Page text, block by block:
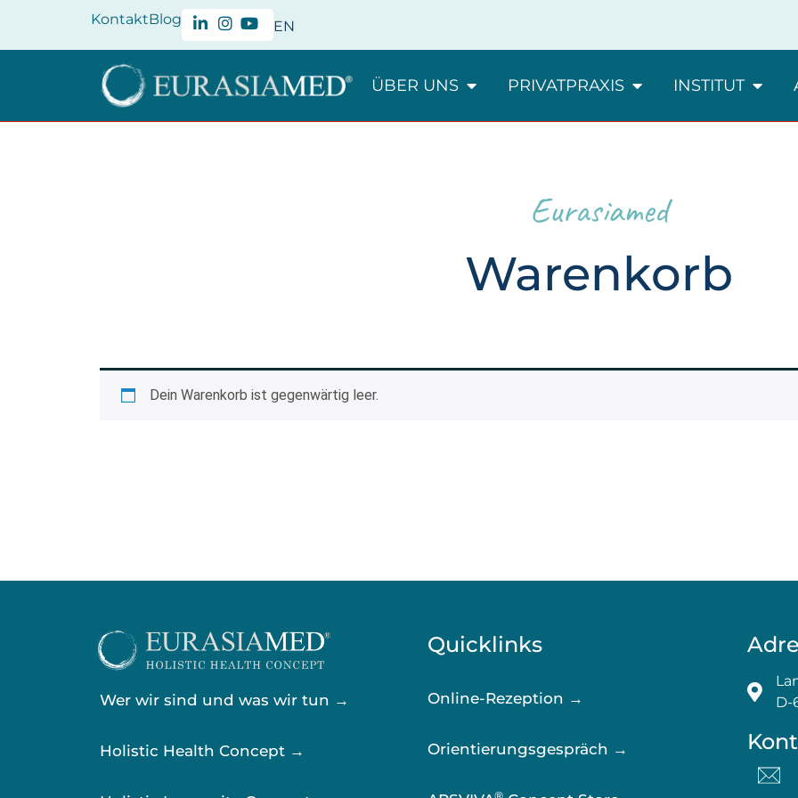
KontaktBlog EN
ÜBER UNS PRIVATPRAXIS INSTITUT
Eurasiamed
Warenkorb
Dein Warenkorb ist gegenwärtig leer.
Wer wir sind und was wir tun →
Holistic Health Concept →
Quicklinks
Online-Rezeption →
Orientierungsgespräch →
D-